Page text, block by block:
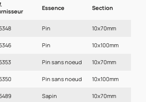
Essence Section
Pin 10x70mm
Pin 10x100mm
Pin sans noeud 10x70mm
Pin sans noeud 10x100mm
Sapin 10x70mm